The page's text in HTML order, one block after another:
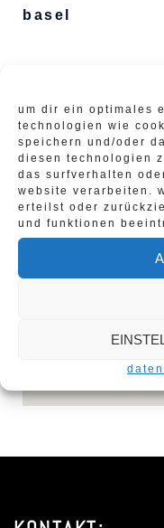
um dir ein optimales
technologien wie
speichern und/oder
diesen technologien
das surfverhalten
website verarbeiten.
erteilst oder
und funktionen
basel
martin feigenwinter
ch-4058 basel
+41 61 701 48 88